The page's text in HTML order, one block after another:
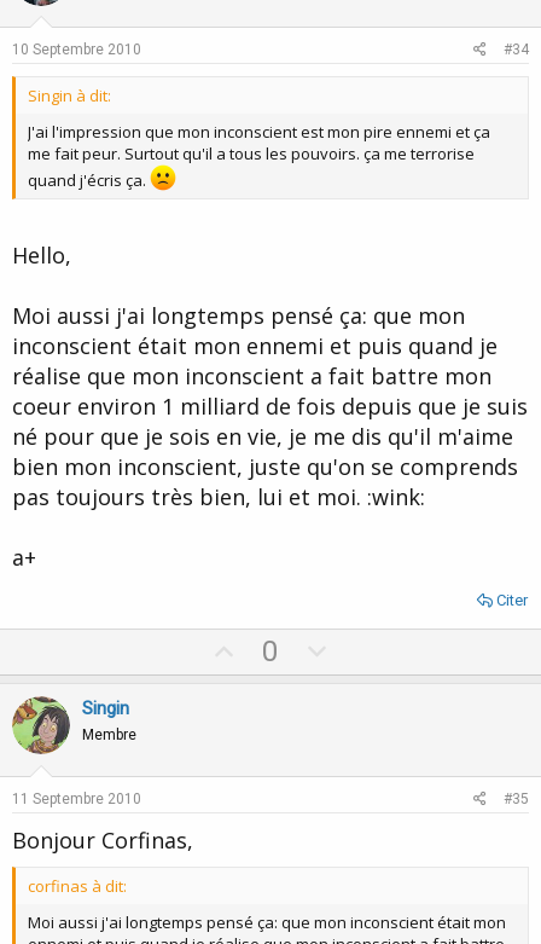
t
v
10 Septembre 2010 #34
Singin à dit:
J'ai l'impression que mon inconscient est mon pire ennemi et ça
me fait peur. Surtout qu'il a tous les pouvoirs. ça me terrorise
quand j'écris ça.
Hello,
Moi aussi j'ai longtemps pensé ça: que mon
inconscient était mon ennemi et puis quand je
réalise que mon inconscient a fait battre mon
coeur environ 1 milliard de fois depuis que je suis
né pour que je sois en vie, je me dis qu'il m'aime
bien mon inconscient, juste qu'on se comprends
pas toujours très bien, lui et moi. :wink:
a+
Citer
p
0
o
Singin
Membre
11 Septembre 2010 #35
Bonjour Corfinas,
corfinas à dit:
Moi aussi j'ai longtemps pensé ça: que mon inconscient était mon